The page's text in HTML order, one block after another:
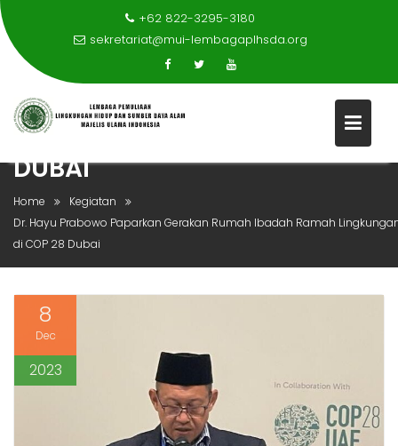
content
+62 822-3295-3180
sekretariat@mui-lembagaplhsda.org
DR. HAYU PRABOWO
GERAKAN RUMAH IBADAH
RAMAH LINGKUNGAN DI COP
DUBAI
Home
Kegiatan
Dr. Hayu Prabowo Paparkan Gerakan Rumah Ibadah Ramah
di COP 28 Dubai
8
Dec
2023